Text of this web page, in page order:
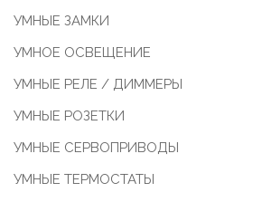
УМНЫЕ ЗАМКИ
УМНОЕ ОСВЕЩЕНИЕ
УМНЫЕ РЕЛЕ / ДИММЕРЫ
УМНЫЕ РОЗЕТКИ
УМНЫЕ СЕРВОПРИВОДЫ
УМНЫЕ ТЕРМОСТАТЫ